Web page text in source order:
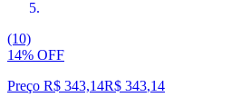
(10)
14% OFF
Preço R$ 343,14R$ 343,14